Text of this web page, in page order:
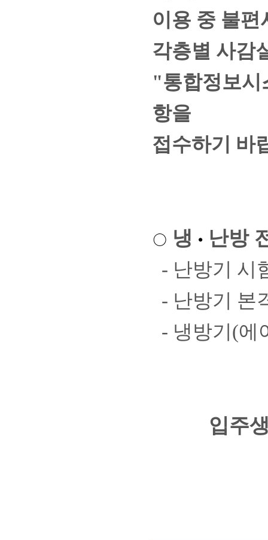
이용 중 불
각층별 사감
"통합정보시
항을
접수하기 바
○ 냉 • 난방
- 난방기 시
- 난방기 본
- 냉방기(에
입주